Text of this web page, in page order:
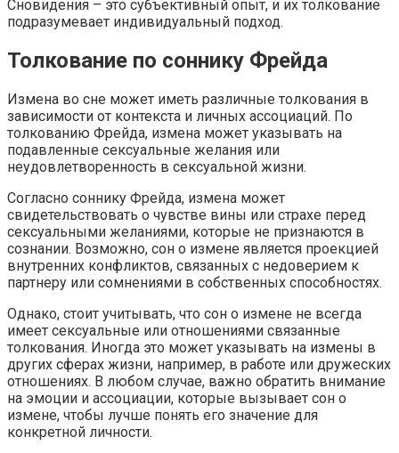
Сновидения – это субъективный опыт, и их толкование
подразумевает индивидуальный подход.
Толкование по соннику Фрейда
Измена во сне может иметь различные толкования в
зависимости от контекста и личных ассоциаций. По
толкованию Фрейда, измена может указывать на
подавленные сексуальные желания или
неудовлетворенность в сексуальной жизни.
Согласно соннику Фрейда, измена может
свидетельствовать о чувстве вины или страхе перед
сексуальными желаниями, которые не признаются в
сознании. Возможно, сон о измене является проекцией
внутренних конфликтов, связанных с недоверием к
партнеру или сомнениями в собственных способностях.
Однако, стоит учитывать, что сон о измене не всегда
имеет сексуальные или отношениями связанные
толкования. Иногда это может указывать на измены в
других сферах жизни, например, в работе или дружеских
отношениях. В любом случае, важно обратить внимание
на эмоции и ассоциации, которые вызывает сон о
измене, чтобы лучше понять его значение для
конкретной личности.